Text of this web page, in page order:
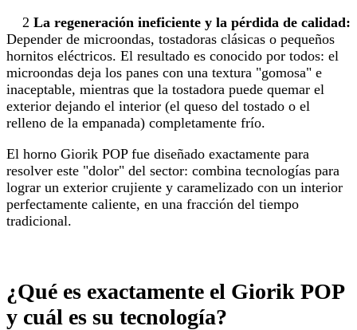
2 La regeneración ineficiente y la pérdida de calidad:
Depender de microondas, tostadoras clásicas o pequeños
hornitos eléctricos. El resultado es conocido por todos: el
microondas deja los panes con una textura "gomosa" e
inaceptable, mientras que la tostadora puede quemar el
exterior dejando el interior (el queso del tostado o el
relleno de la empanada) completamente frío.
El horno Giorik POP fue diseñado exactamente para
resolver este "dolor" del sector: combina tecnologías para
lograr un exterior crujiente y caramelizado con un interior
perfectamente caliente, en una fracción del tiempo
tradicional.
¿Qué es exactamente el Giorik POP
y cuál es su tecnología?